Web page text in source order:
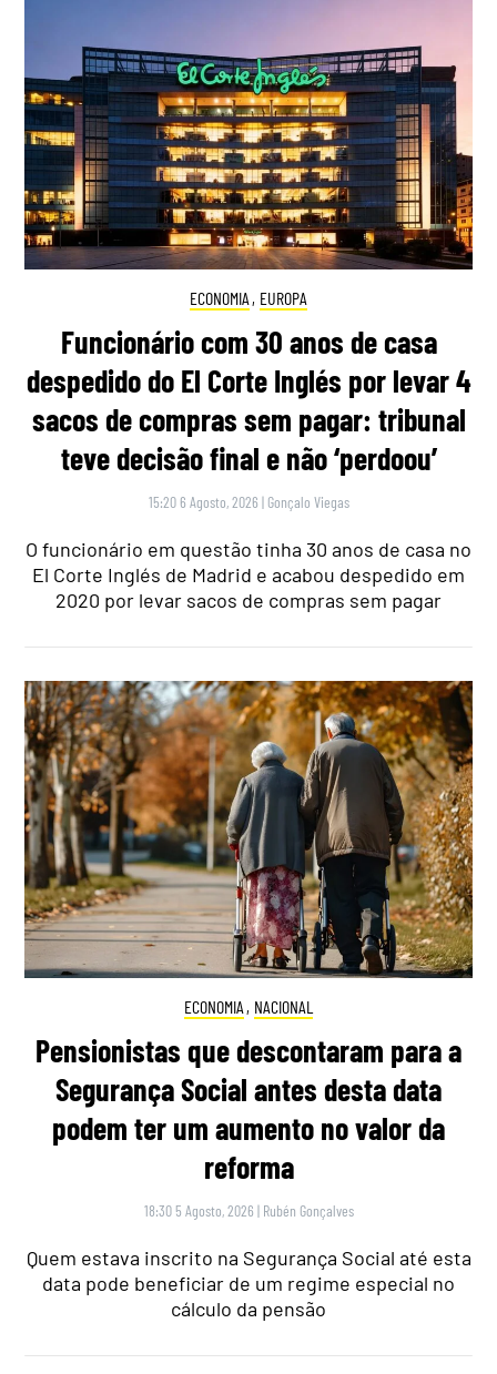
ECONOMIA , EUROPA
Funcionário com 30 anos de casa
despedido do El Corte Inglés por levar 4
sacos de compras sem pagar: tribunal
teve decisão final e não ‘perdoou’
15:20 6 Agosto, 2026 | Gonçalo Viegas
O funcionário em questão tinha 30 anos de casa no
El Corte Inglés de Madrid e acabou despedido em
2020 por levar sacos de compras sem pagar
ECONOMIA , NACIONAL
Pensionistas que descontaram para a
Segurança Social antes desta data
podem ter um aumento no valor da
reforma
18:30 5 Agosto, 2026 | Rubén Gonçalves
Quem estava inscrito na Segurança Social até esta
data pode beneficiar de um regime especial no
cálculo da pensão